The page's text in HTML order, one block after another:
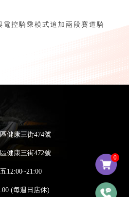
0
控騎乘模式追加兩段賽道騎
健康三街474號
健康三街472號
12:00~21:00
週日店休)